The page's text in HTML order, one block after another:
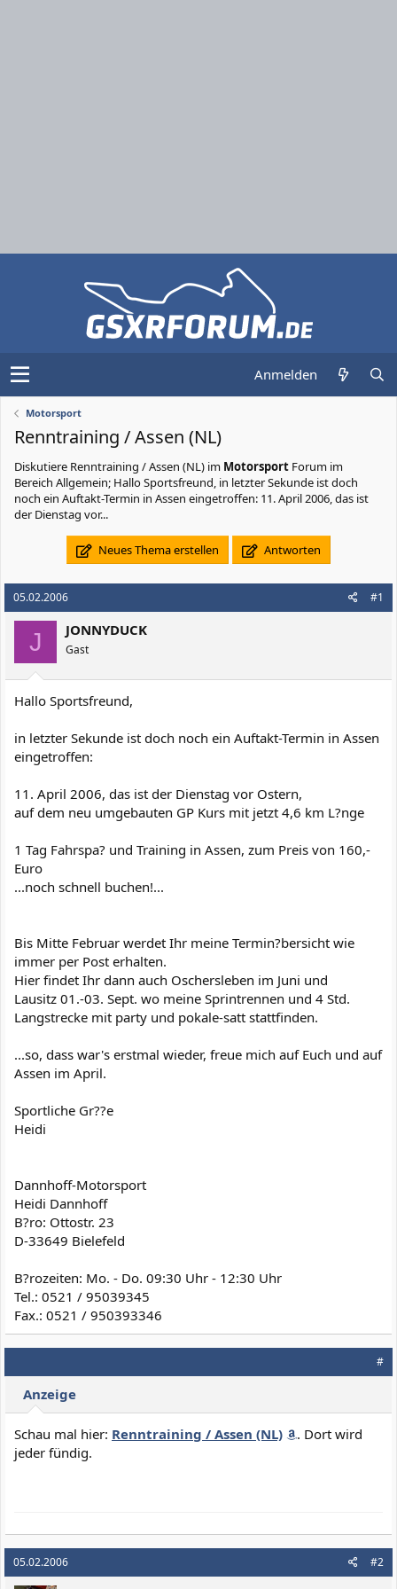
Anmelden
Motorsport
Renntraining / Assen (NL)
Diskutiere Renntraining / Assen (NL) im Motorsport Forum im
Bereich Allgemein; Hallo Sportsfreund, in letzter Sekunde ist doch
noch ein Auftakt-Termin in Assen eingetroffen: 11. April 2006, das ist
der Dienstag vor...
Neues Thema erstellen Antworten
05.02.2006 #1
J JONNYDUCK
Gast
Hallo Sportsfreund,
in letzter Sekunde ist doch noch ein Auftakt-Termin in Assen
eingetroffen:
11. April 2006, das ist der Dienstag vor Ostern,
auf dem neu umgebauten GP Kurs mit jetzt 4,6 km L?nge
1 Tag Fahrspa? und Training in Assen, zum Preis von 160,-
Euro
...noch schnell buchen!...
Bis Mitte Februar werdet Ihr meine Termin?bersicht wie
immer per Post erhalten.
Hier findet Ihr dann auch Oschersleben im Juni und
Lausitz 01.-03. Sept. wo meine Sprintrennen und 4 Std.
Langstrecke mit party und pokale-satt stattfinden.
...so, dass war's erstmal wieder, freue mich auf Euch und auf
Assen im April.
Sportliche Gr??e
Heidi
Dannhoff-Motorsport
Heidi Dannhoff
B?ro: Ottostr. 23
D-33649 Bielefeld
B?rozeiten: Mo. - Do. 09:30 Uhr - 12:30 Uhr
Tel.: 0521 / 95039345
Fax.: 0521 / 950393346
#
Anzeige
Schau mal hier: Renntraining / Assen (NL)
. Dort wird
jeder fündig.
05.02.2006 #2